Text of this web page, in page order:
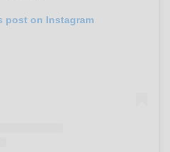
post on Instagram